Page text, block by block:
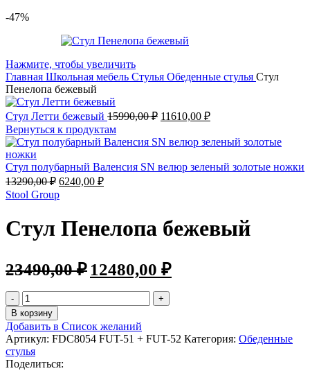
-47%
Нажмите, чтобы увеличить
Главная Школьная мебель Стулья Обеденные стулья Стул
Пенелопа бежевый
Стул Летти бежевый 15990,00₽ 11610,00 ₽
Вернуться к продуктам
Стул полубарный Валенсия SN велюр зеленый золотые ножки
13290,00₽ 6240,00 ₽
Stool Group
Стул Пенелопа бежевый
23490,00₽ 12480,00 ₽
В корзину
Добавить в Список желаний
Артикул: FDC8054 FUT-51 + FUT-52 Категория: Обеденные
стулья
Поделиться: